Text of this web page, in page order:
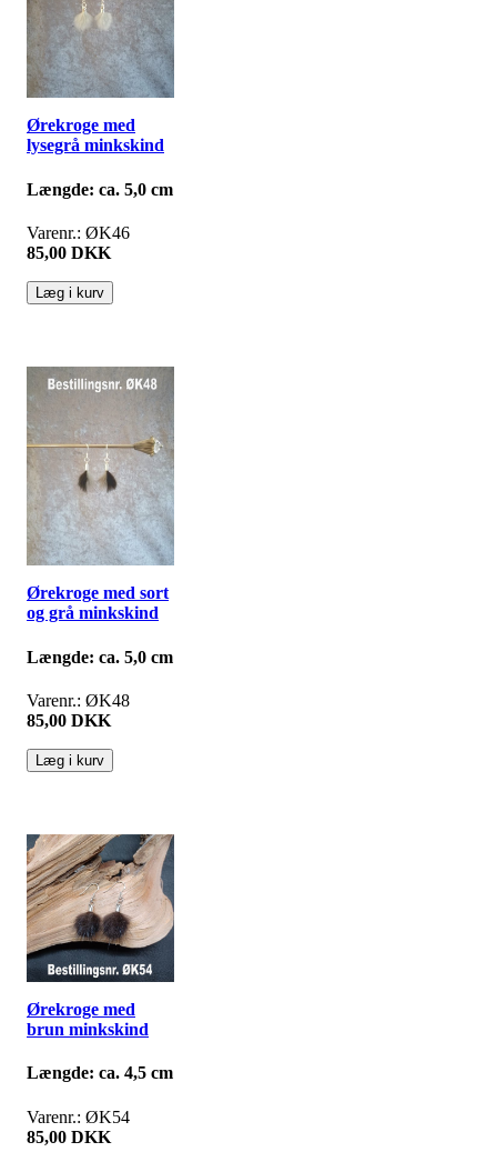
Ørekroge med
lysegrå minkskind
Længde: ca. 5,0 cm
Varenr.: ØK46
85,00 DKK
Ørekroge med sort
og grå minkskind
Længde: ca. 5,0 cm
Varenr.: ØK48
85,00 DKK
Ørekroge med
brun minkskind
Længde: ca. 4,5 cm
Varenr.: ØK54
85,00 DKK